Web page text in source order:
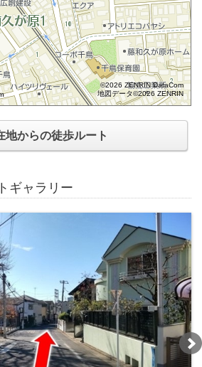
©2026 ZENRIN DataCom
地図データ©2026 ZENRIN
地からの徒歩ルート
ギャラリー